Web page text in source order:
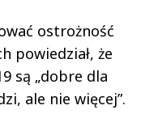
ostrożność
powiedział, że
są „dobre dla
ale nie więcej”.